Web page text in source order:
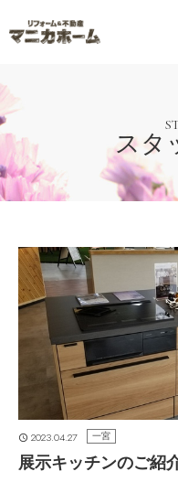
スタ
2023.04.27 一宮
展示キッチンのご紹